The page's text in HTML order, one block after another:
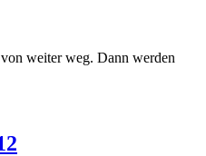
weiter weg. Dann werden